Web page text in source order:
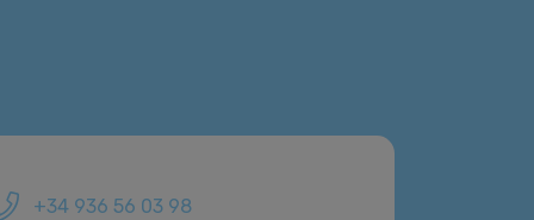
+34 936 56 03 98